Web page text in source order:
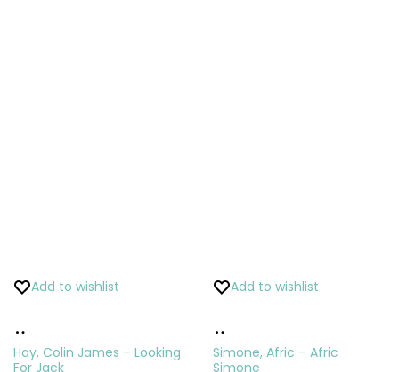
Add to wishlist
do
Hay, Colin James – Looking
For Jack
Add to wishlist
do
Simone, Afric – Afric
Simone